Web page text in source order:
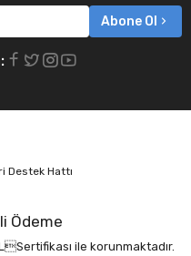
Abone Ol
Destek Hattı
Ödeme
ile korunmaktadır.